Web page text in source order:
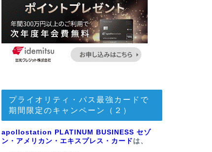
プライオリティ・パス最強カードで
期間限定のキャンペーン（２）
apollostation PLATINUM BUSINESS セゾ
ン・アメリカン・エキスプレス・カード は、